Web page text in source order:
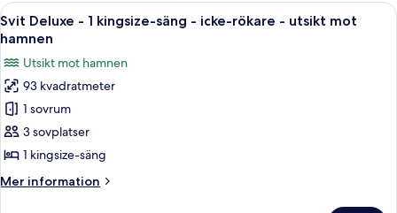
Öppna
alla
för
Svit
Deluxe
-
1
kingsize-
säng
Ett modernt rum med stora fönster
15
Svit Deluxe - 1 kingsize-säng - icke-rökare - utsikt mot
hamnen
Utsikt mot hamnen
93 kvadratmeter
1 sovrum
3 sovplatser
1 kingsize-säng
Mer information
Mer